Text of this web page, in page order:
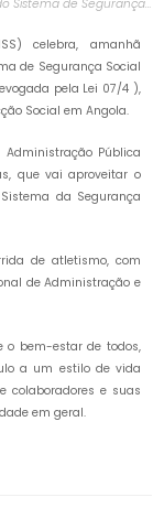
Sistema de Segurança
celebra, amanhã
de Segurança Social
pela Lei 07/4 ),
Social em Angola.
Pública
que vai aproveitar o
da Segurança
de atletismo, com
de Administração e
o bem-estar de todos,
a um estilo de vida
colaboradores e suas
em geral.